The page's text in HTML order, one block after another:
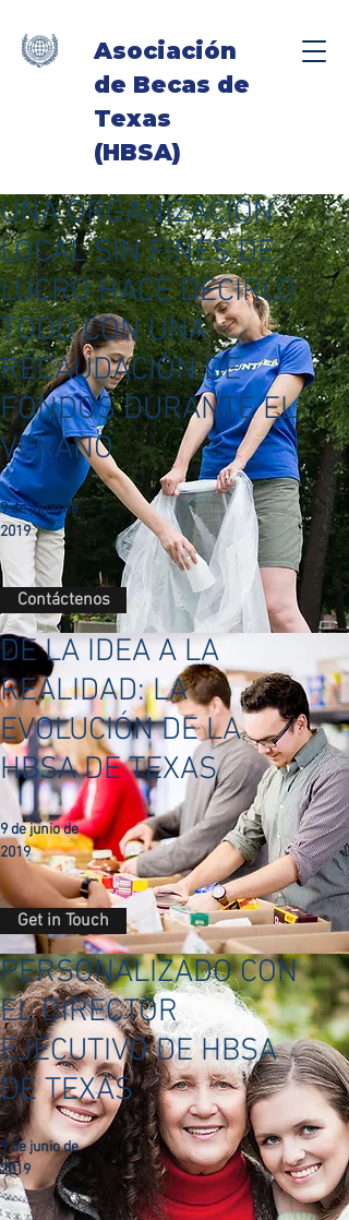
Asociación
de Becas de
Texas
(HBSA)
UNA ORGANIZACIÓN
LOCAL SIN FINES DE
LUCRO HACE DECIRLO
TODO CON UNA
RECAUDACIÓN DE
FONDOS DURANTE EL
VERANO
9 de junio de
2019
Contáctenos
DE LA IDEA A LA
REALIDAD: LA
EVOLUCIÓN DE LA
HBSA DE TEXAS
9 de junio de
2019
Get in Touch
PERSONALIZADO CON
EL DIRECTOR
EJECUTIVO DE HBSA
DE TEXAS
9 de junio de
2019